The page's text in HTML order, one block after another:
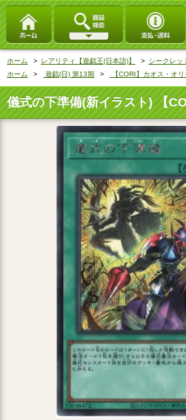
ホーム > レアリティ【遊戯王(日本語)】 > シークレッ
ホーム
> 遊戯(日) 第13期 > 【CORI】カオス・オ
儀式の下準備(新イラスト) 【